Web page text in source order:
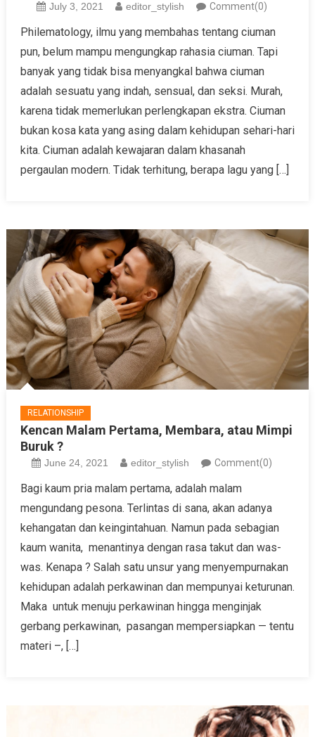
July 3, 2021 editor_stylish Comment(0)
Philematology, ilmu yang membahas tentang ciuman
pun, belum mampu mengungkap rahasia ciuman. Tapi
banyak yang tidak bisa menyangkal bahwa ciuman
adalah sesuatu yang indah, sensual, dan seksi. Murah,
karena tidak memerlukan perlengkapan ekstra. Ciuman
bukan kosa kata yang asing dalam kehidupan sehari-hari
kita. Ciuman adalah kewajaran dalam khasanah
pergaulan modern. Tidak terhitung, berapa lagu yang […]
RELATIONSHIP
Kencan Malam Pertama, Membara, atau Mimpi
Buruk ?
June 24, 2021 editor_stylish Comment(0)
Bagi kaum pria malam pertama, adalah malam
mengundang pesona. Terlintas di sana, akan adanya
kehangatan dan keingintahuan. Namun pada sebagian
kaum wanita, menantinya dengan rasa takut dan was-
was. Kenapa ? Salah satu unsur yang menyempurnakan
kehidupan adalah perkawinan dan mempunyai keturunan.
Maka untuk menuju perkawinan hingga menginjak
gerbang perkawinan, pasangan mempersiapkan — tentu
materi –, […]